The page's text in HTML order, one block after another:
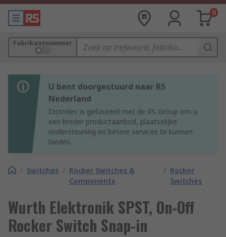
0
Fabrikantnummer
U bent doorgestuurd naar RS
Nederland
Distrelec is gefuseerd met de RS Group om u
een breder productaanbod, plaatselijke
ondersteuning en betere services te kunnen
bieden.
/ Switches / Rocker Switches &
Components
/ Rocker
Switches
Wurth Elektronik SPST, On-Off
Rocker Switch Snap-in